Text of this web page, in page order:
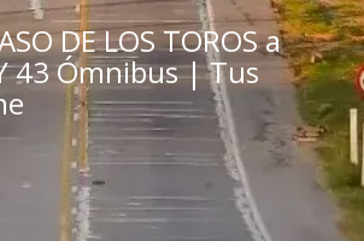
DE LOS TOROS a
43 Ómnibus | Tus